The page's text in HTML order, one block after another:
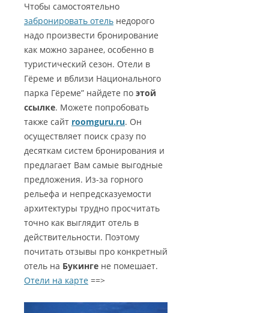
Чтобы самостоятельно
забронировать отель недорого
надо произвести бронирование
как можно заранее, особенно в
туристический сезон. Отели в
Гёреме и вблизи Национального
парка Гёреме” найдете по этой
ссылке. Можете попробовать
также сайт roomguru.ru. Он
осуществляет поиск сразу по
десяткам систем бронирования и
предлагает Вам самые выгодные
предложения. Из-за горного
рельефа и непредсказуемости
архитектуры трудно просчитать
точно как выглядит отель в
действительности. Поэтому
почитать отзывы про конкретный
отель на Букинге не помешает.
Отели на карте ==>